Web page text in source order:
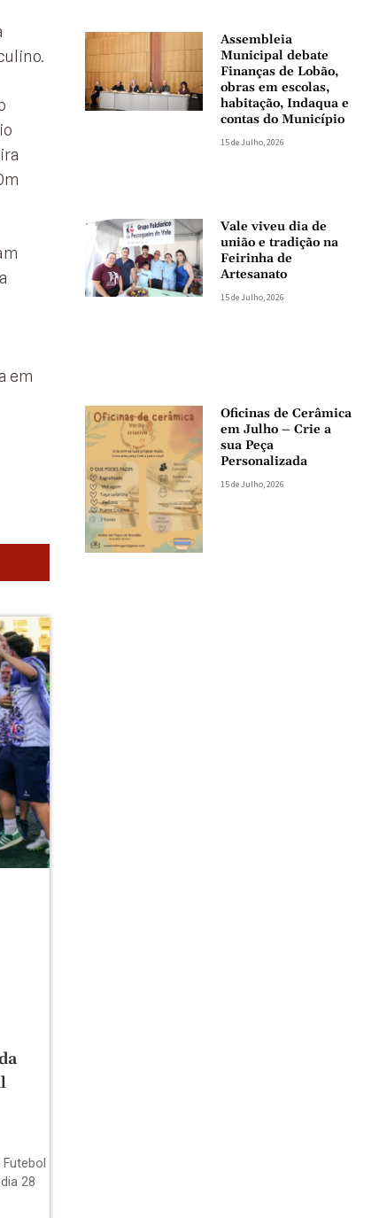
em
28
Assembleia
Municipal debate
Finanças de Lobão,
obras em escolas,
habitação, Indaqua e
contas do Município
15 de Julho, 2026
Vale viveu dia de
união e tradição na
Feirinha de
Artesanato
15 de Julho, 2026
Oficinas de Cerâmica
em Julho – Crie a
sua Peça
Personalizada
15 de Julho, 2026